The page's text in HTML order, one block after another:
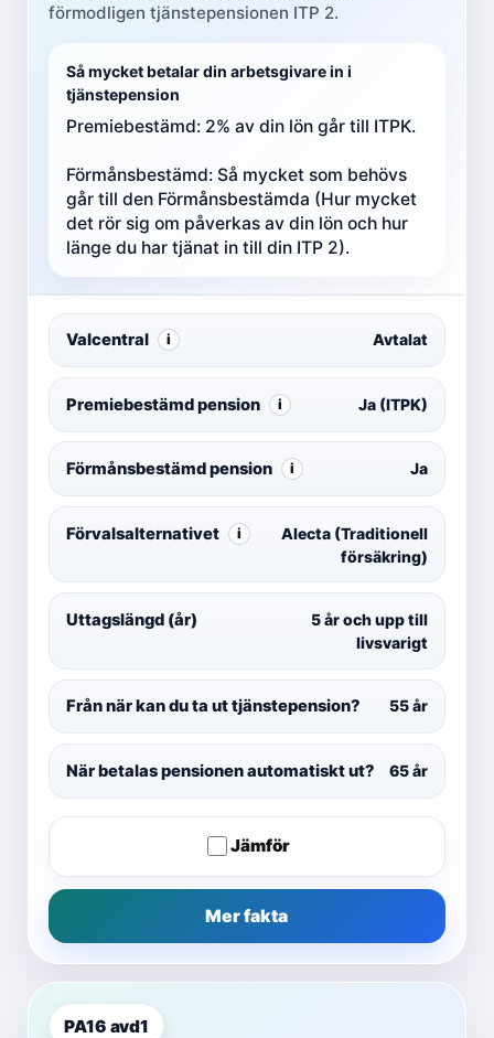
förmodligen tjänstepensionen ITP 2.
Så mycket betalar din arbetsgivare in i
tjänstepension
Premiebestämd: 2% av din lön går till ITPK.
Förmånsbestämd: Så mycket som behövs
går till den Förmånsbestämda (Hur mycket
det rör sig om påverkas av din lön och hur
länge du har tjänat in till din ITP 2).
Valcentral i Avtalat
Premiebestämd pension i Ja (ITPK)
Förmånsbestämd pension i Ja
Förvalsalternativet i
Alecta (Traditionell
försäkring)
Uttagslängd (år)
5 år och upp till
livsvarigt
Från när kan du ta ut tjänstepension? 55 år
När betalas pensionen automatiskt ut? 65 år
Jämför
Mer fakta
PA16 avd1